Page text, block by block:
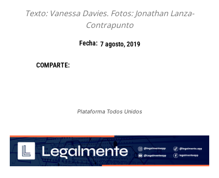
Texto: Vanessa Davies. Fotos: Jonathan Lanza-
Contrapunto
Fecha: 7 agosto, 2019
COMPARTE:
Plataforma Todos Unidos